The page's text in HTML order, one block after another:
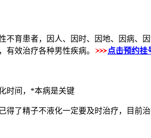
患者，因人、因时、因地、因病、
效治疗各种男性疾病。
点击预约挂
时间，*本病是关键
精子不液化一定要及时治疗，目前